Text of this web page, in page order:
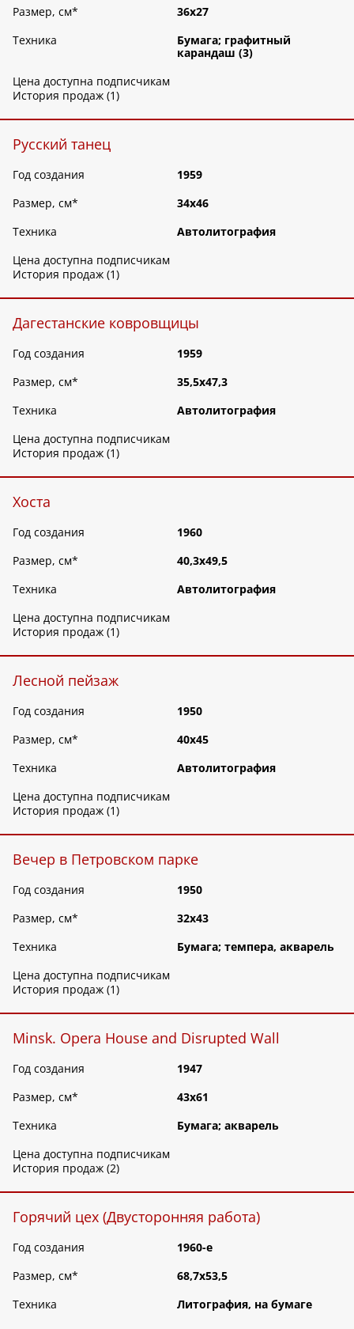
Размер, см*
36х27
Техника
Бумага; графитный
карандаш (3)
Цена доступна подписчикам
История продаж (1)
Русский танец
Год создания
1959
Размер, см*
34х46
Техника
Автолитография
Цена доступна подписчикам
История продаж (1)
Дагестанские ковровщицы
Год создания
1959
Размер, см*
35,5х47,3
Техника
Автолитография
Цена доступна подписчикам
История продаж (1)
Хоста
Год создания
1960
Размер, см*
40,3х49,5
Техника
Автолитография
Цена доступна подписчикам
История продаж (1)
Лесной пейзаж
Год создания
1950
Размер, см*
40х45
Техника
Автолитография
Цена доступна подписчикам
История продаж (1)
Вечер в Петровском парке
Год создания
1950
Размер, см*
32х43
Техника
Бумага; темпера, акварель
Цена доступна подписчикам
История продаж (1)
Minsk. Opera House and Disrupted Wall
Год создания
1947
Размер, см*
43х61
Техника
Бумага; акварель
Цена доступна подписчикам
История продаж (2)
Горячий цех (Двусторонняя работа)
Год создания
1960-е
Размер, см*
68,7х53,5
Техника
Литография, на бумаге